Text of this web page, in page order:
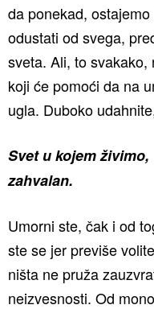
da ponekad,
odustati od svega,
sveta. Ali, to
koji će pomoći da na
ugla. Duboko
Svet u kojem
zahvalan.
Umorni ste, čak i od
ste se jer previše
ništa ne pruža
neizvesnosti. Od